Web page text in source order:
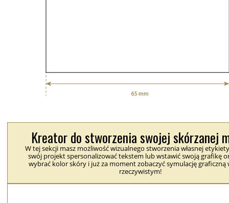
Kreator do stworzenia swojej skórzanej
W tej sekcji masz możliwość wizualnego stworzenia własnej
swój projekt spersonalizować tekstem lub wstawić swoją grafikę
wybrać kolor skóry i już za moment zobaczyć symulację graficzną
rzeczywistym!